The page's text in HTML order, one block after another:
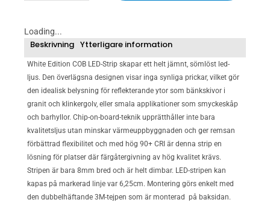
CRI>90
IP20
mängd
Loading...
Beskrivning Ytterligare information
White Edition COB LED-Strip skapar ett helt jämnt, sömlöst led-
ljus. Den överlägsna designen visar inga synliga prickar, vilket gör
den idealisk belysning för reflekterande ytor som bänkskivor i
granit och klinkergolv, eller smala applikationer som smyckeskåp
och barhyllor. Chip-on-board-teknik upprätthåller inte bara
kvalitetsljus utan minskar värmeuppbyggnaden och ger remsan
förbättrad flexibilitet och med hög 90+ CRI är denna strip en
lösning för platser där färgåtergivning av hög kvalitet krävs.
Stripen är bara 8mm bred och är helt dimbar. LED-stripen kan
kapas på markerad linje var 6,25cm. Montering görs enkelt med
den dubbelhäftande 3M-tejpen som är monterad på baksidan.